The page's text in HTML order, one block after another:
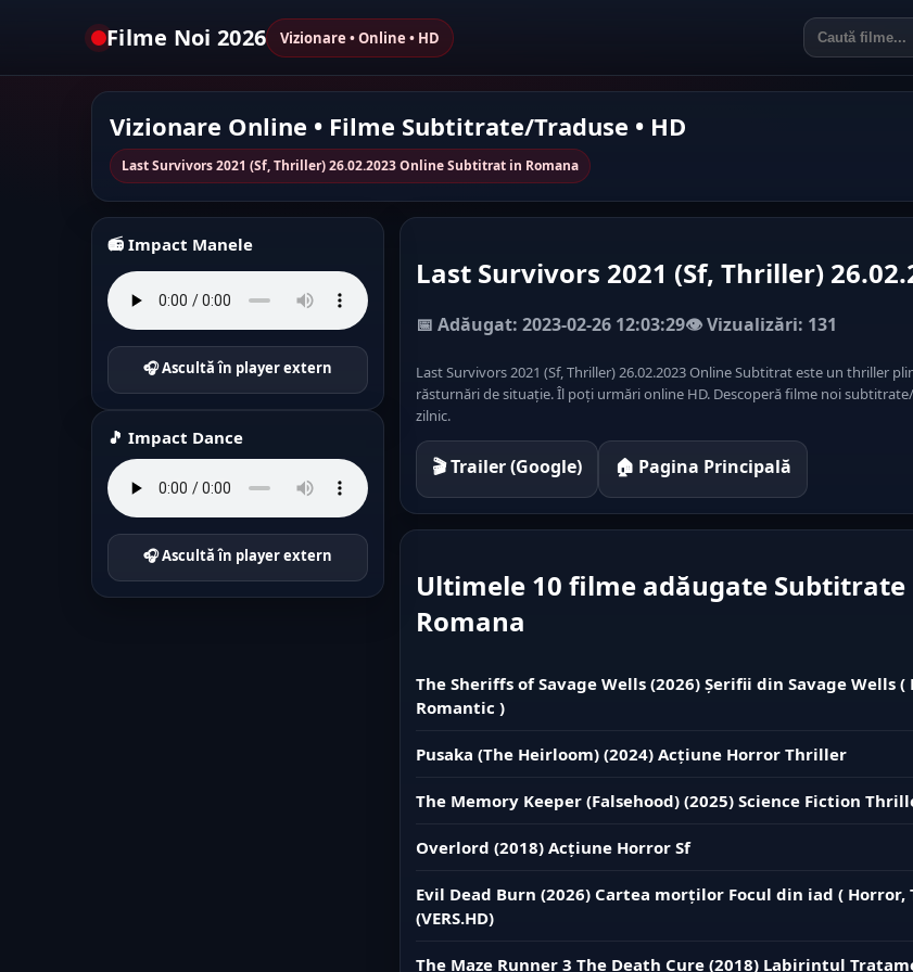
Filme Noi 2026 Vizionare • Online • HD
Vizionare Online • Filme Subtitrate/Traduse • HD
Last Survivors 2021 (Sf, Thriller) 26.02.2023 Online Subtitrat in Romana
📻 Impact Manele
🎧 Ascultă în player extern
🎵 Impact Dance
🎧 Ascultă în player extern
Last Survivors 2021 (Sf, Thriller)
📅 Adăugat: 2023-02-26 12:03:29👁️ Vizualizări: 131
Last Survivors 2021 (Sf, Thriller) 26.02.2023 Online Subtitrat este un thriller
răsturnări de situație. Îl poți urmări online HD. Descoperă filme noi
zilnic.
🎬 Trailer (Google) 🏠 Pagina Principală
Ultimele 10 filme adăugate Subtitrate
Romana
The Sheriffs of Savage Wells (2026) Șerifii din Savage Wells (
Romantic )
Pusaka (The Heirloom) (2024) Acțiune Horror Thriller
The Memory Keeper (Falsehood) (2025) Science Fiction
Overlord (2018) Acțiune Horror Sf
Evil Dead Burn (2026) Cartea morților Focul din iad (
(VERS.HD)
The Maze Runner 3 The Death Cure (2018) Labirintul